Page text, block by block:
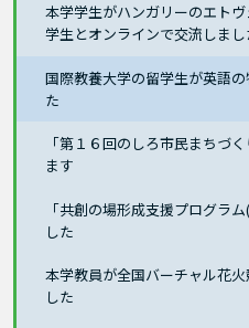
本学学生がハンガリーのエト
学生とオンラインで交流しまし
国際教養大学の留学生が英語
た
「第１６回のしろ市民まちづ
ます
「共創の場形成支援プログラ
した
本学教員が全国バーチャル花
した